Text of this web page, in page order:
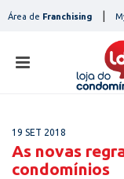
toÁrea de Franchising
19 SET 2018
As novas
condomínios